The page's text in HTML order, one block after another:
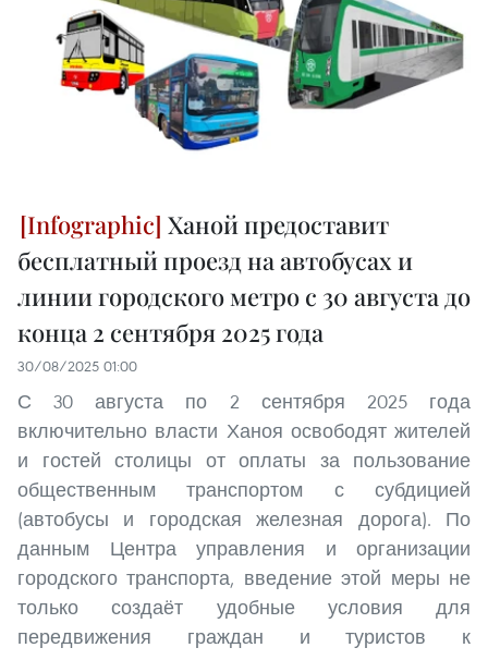
Ханой предоставит
бесплатный проезд на автобусах и
линии городского метро с 30 августа до
конца 2 сентября 2025 года
30/08/2025 01:00
С 30 августа по 2 сентября 2025 года
включительно власти Ханоя освободят жителей
и гостей столицы от оплаты за пользование
общественным транспортом с субдицией
(автобусы и городская железная дорога). По
данным Центра управления и организации
городского транспорта, введение этой меры не
только создаёт удобные условия для
передвижения граждан и туристов к